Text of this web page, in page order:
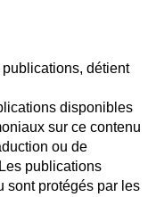
publications, détient
disponibles
sur ce contenu
ou de
publications
sont protégés par les